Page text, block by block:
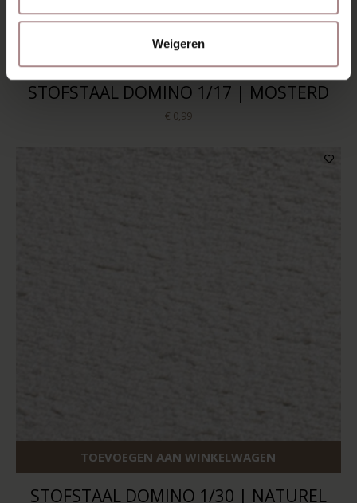
Weigeren
TOEVOEGEN AAN WINKELWAGEN
STOFSTAAL DOMINO 1/17 | MOSTERD
€ 0,99
TOEVOEGEN AAN WINKELWAGEN
STOFSTAAL DOMINO 1/30 | NATUREL